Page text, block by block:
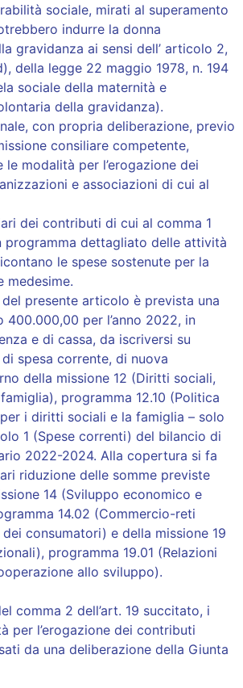
sociale, mirati al superamento
indurre la donna
gravidanza ai sensi dell’ articolo 2,
della legge 22 maggio 1978, n. 194
sociale della maternità e
della gravidanza).
con propria deliberazione, previo
consiliare competente,
modalità per l’erogazione dei
e associazioni di cui al
dei contributi di cui al comma 1
programma dettagliato delle attività
le spese sostenute per la
medesime.
del presente articolo è prevista una
400.000,00 per l’anno 2022, in
e di cassa, da iscriversi su
spesa corrente, di nuova
della missione 12 (Diritti sociali,
programma 12.10 (Politica
i diritti sociali e la famiglia – solo
1 (Spese correnti) del bilancio di
2022-2024. Alla copertura si fa
riduzione delle somme previste
14 (Sviluppo economico e
14.02 (Commercio-reti
consumatori) e della missione 19
programma 19.01 (Relazioni
allo sviluppo).
comma 2 dell’art. 19 succitato, i
per l’erogazione dei contributi
da una deliberazione della Giunta